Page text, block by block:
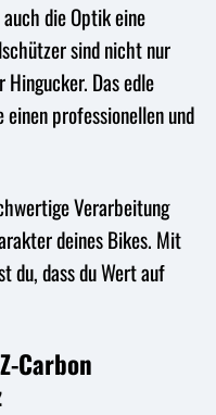
die Optik eine
sind nicht nur
Das edle
professionellen und
Verarbeitung
deines Bikes. Mit
du, dass du Wert auf
Carbon